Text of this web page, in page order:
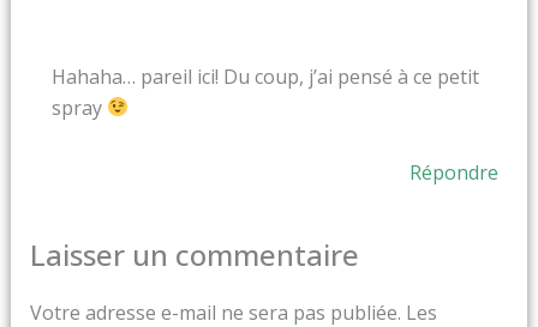
Hahaha… pareil ici! Du coup, j’ai pensé à ce petit
spray
Répondre
Laisser un commentaire
Votre adresse e-mail ne sera pas publiée. Les